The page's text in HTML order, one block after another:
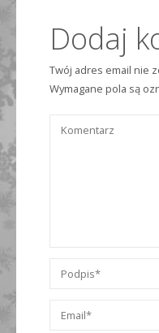
Dodaj
Twój adres email nie
Wymagane pola są